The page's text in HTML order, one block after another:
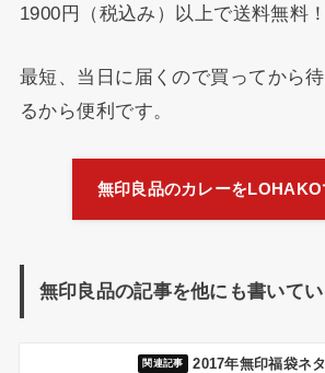
1900円（税込み）以上で送料無料！
最短、当日に届くので買ってから
るから便利です。
無印良品のカレーをLOHAKO
無印良品の記事を他にも書いて
2017年無印福袋ネ